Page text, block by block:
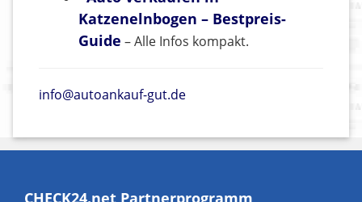
Katzenelnbogen – Bestpreis-
Guide – Alle Infos kompakt.
info@autoankauf-gut.de
CHECK24.net Partnerprogramm